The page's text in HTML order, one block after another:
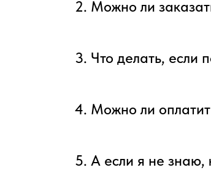
2. Можно ли
3. Что делать, если
4. Можно ли
5. А если я не знаю,